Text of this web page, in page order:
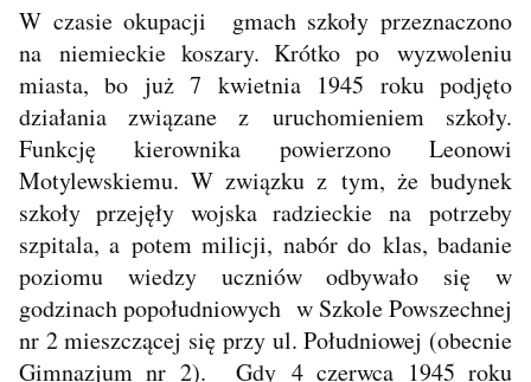
W czasie okupacji gmach szkoły przeznaczono
na niemieckie koszary. Krótko po wyzwoleniu
miasta, bo już 7 kwietnia 1945 roku podjęto
działania związane z uruchomieniem szkoły.
Funkcję kierownika powierzono Leonowi
Motylewskiemu. W związku z tym, że budynek
szkoły przejęły wojska radzieckie na potrzeby
szpitala, a potem milicji, nabór do klas, badanie
poziomu wiedzy uczniów odbywało się w
godzinach popołudniowych w Szkole Powszechnej
nr 2 mieszczącej się przy ul. Południowej (obecnie
Gimnazjum nr 2). Gdy 4 czerwca 1945 roku